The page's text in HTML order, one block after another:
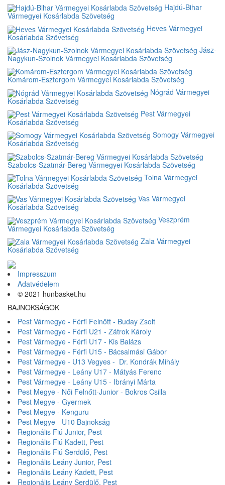
Hajdú-Bihar
Vármegyei Kosárlabda Szövetség
Heves Vármegyei
Kosárlabda Szövetség
Jász-
Nagykun-Szolnok Vármegyei Kosárlabda Szövetség
Komárom-Esztergom Vármegyei Kosárlabda Szövetség
Nógrád Vármegyei
Kosárlabda Szövetség
Pest Vármegyei
Kosárlabda Szövetség
Somogy Vármegyei
Kosárlabda Szövetség
Szabolcs-Szatmár-Bereg Vármegyei Kosárlabda Szövetség
Tolna Vármegyei
Kosárlabda Szövetség
Vas Vármegyei
Kosárlabda Szövetség
Veszprém
Vármegyei Kosárlabda Szövetség
Zala Vármegyei
Kosárlabda Szövetség
Impresszum
Adatvédelem
© 2021 hunbasket.hu
BAJNOKSÁGOK
Pest Vármegye - Férfi Felnőtt - Buday Zsolt
Pest Vármegye - Férfi U21 - Zátrok Károly
Pest Vármegye - Férfi U17 - Kis Balázs
Pest Vármegye - Férfi U15 - Bácsalmási Gábor
Pest Vármegye - U13 Vegyes - Dr. Kondrák Mihály
Pest Vármegye - Leány U17 - Mátyás Ferenc
Pest Vármegye - Leány U15 - Ibrányi Márta
Pest Megye - Női Felnőtt-Junior - Bokros Csilla
Pest Megye - Gyermek
Pest Megye - Kenguru
Pest Megye - U10 Bajnokság
Regionális Fiú Junior, Pest
Regionális Fiú Kadett, Pest
Regionális Fiú Serdülő, Pest
Regionális Leány Junior, Pest
Regionális Leány Kadett, Pest
Regionális Leány Serdülő, Pest